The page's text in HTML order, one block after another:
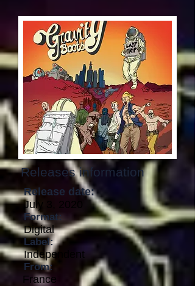
Releases information
Release date:
July 3, 2020
Format:
Digital
Label:
Independent
From:
France